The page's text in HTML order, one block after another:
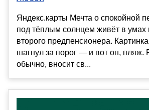
Яндекс.карты Мечта о спокойной
под тёплым солнцем живёт в умах
второго предпенсионера.
шагнул за порог — и вот он, пляж.
обычно, вносит св...